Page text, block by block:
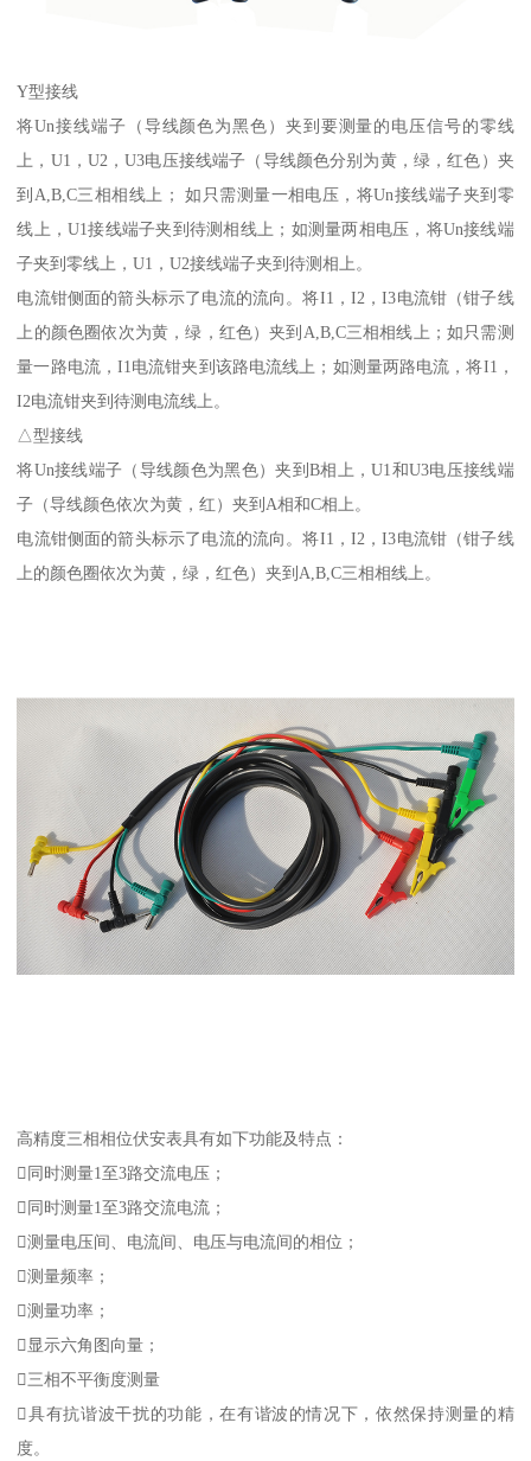
Y型接线
将Un接线端子（导线颜色为黑色）夹到要测量的电压信号的零线
上，U1，U2，U3电压接线端子（导线颜色分别为黄，绿，红色）夹
到A,B,C三相相线上； 如只需测量一相电压，将Un接线端子夹到零
线上，U1接线端子夹到待测相线上；如测量两相电压，将Un接线端
子夹到零线上，U1，U2接线端子夹到待测相上。
电流钳侧面的箭头标示了电流的流向。将I1，I2，I3电流钳（钳子线
上的颜色圈依次为黄，绿，红色）夹到A,B,C三相相线上；如只需测
量一路电流，I1电流钳夹到该路电流线上；如测量两路电流，将I1，
I2电流钳夹到待测电流线上。
△型接线
将Un接线端子（导线颜色为黑色）夹到B相上，U1和U3电压接线端
子（导线颜色依次为黄，红）夹到A相和C相上。
电流钳侧面的箭头标示了电流的流向。将I1，I2，I3电流钳（钳子线
上的颜色圈依次为黄，绿，红色）夹到A,B,C三相相线上。
高精度三相相位伏安表具有如下功能及特点：
同时测量1至3路交流电压；
同时测量1至3路交流电流；
测量电压间、电流间、电压与电流间的相位；
测量频率；
测量功率；
显示六角图向量；
三相不平衡度测量
具有抗谐波干扰的功能，在有谐波的情况下，依然保持测量的精
度。